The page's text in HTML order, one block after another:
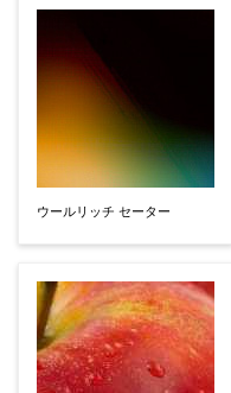
ウールリッチ セーター